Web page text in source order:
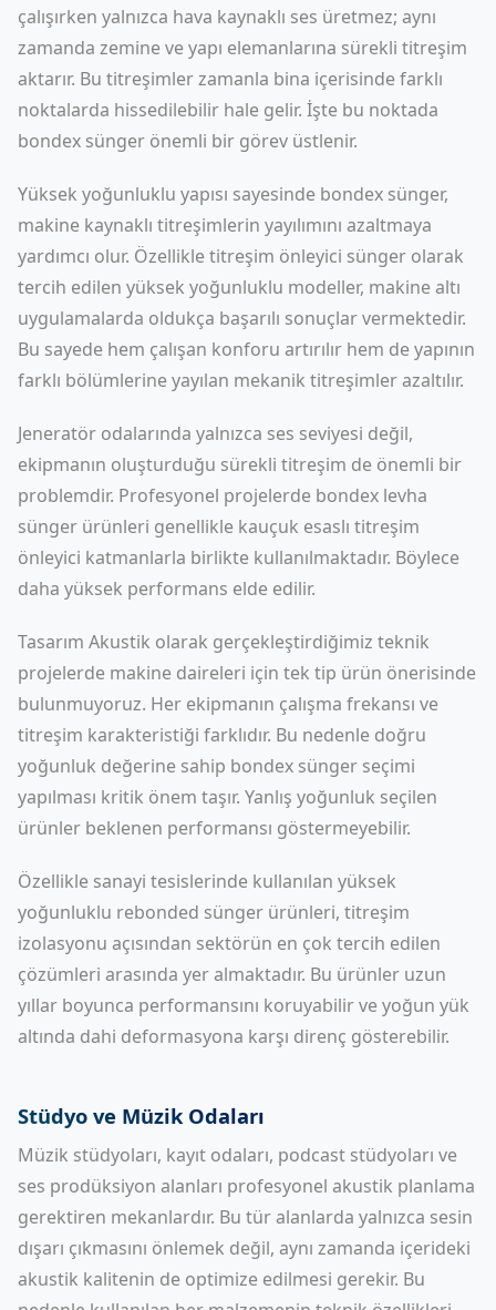
çalışırken yalnızca hava kaynaklı ses üretmez; aynı
zamanda zemine ve yapı elemanlarına sürekli titreşim
aktarır. Bu titreşimler zamanla bina içerisinde farklı
noktalarda hissedilebilir hale gelir. İşte bu noktada
bondex sünger önemli bir görev üstlenir.
Yüksek yoğunluklu yapısı sayesinde bondex sünger,
makine kaynaklı titreşimlerin yayılımını azaltmaya
yardımcı olur. Özellikle titreşim önleyici sünger olarak
tercih edilen yüksek yoğunluklu modeller, makine altı
uygulamalarda oldukça başarılı sonuçlar vermektedir.
Bu sayede hem çalışan konforu artırılır hem de yapının
farklı bölümlerine yayılan mekanik titreşimler azaltılır.
Jeneratör odalarında yalnızca ses seviyesi değil,
ekipmanın oluşturduğu sürekli titreşim de önemli bir
problemdir. Profesyonel projelerde bondex levha
sünger ürünleri genellikle kauçuk esaslı titreşim
önleyici katmanlarla birlikte kullanılmaktadır. Böylece
daha yüksek performans elde edilir.
Tasarım Akustik olarak gerçekleştirdiğimiz teknik
projelerde makine daireleri için tek tip ürün önerisinde
bulunmuyoruz. Her ekipmanın çalışma frekansı ve
titreşim karakteristiği farklıdır. Bu nedenle doğru
yoğunluk değerine sahip bondex sünger seçimi
yapılması kritik önem taşır. Yanlış yoğunluk seçilen
ürünler beklenen performansı göstermeyebilir.
Özellikle sanayi tesislerinde kullanılan yüksek
yoğunluklu rebonded sünger ürünleri, titreşim
izolasyonu açısından sektörün en çok tercih edilen
çözümleri arasında yer almaktadır. Bu ürünler uzun
yıllar boyunca performansını koruyabilir ve yoğun yük
altında dahi deformasyona karşı direnç gösterebilir.
Stüdyo ve Müzik Odaları
Müzik stüdyoları, kayıt odaları, podcast stüdyoları ve
ses prodüksiyon alanları profesyonel akustik planlama
gerektiren mekanlardır. Bu tür alanlarda yalnızca sesin
dışarı çıkmasını önlemek değil, aynı zamanda içerideki
akustik kalitenin de optimize edilmesi gerekir. Bu